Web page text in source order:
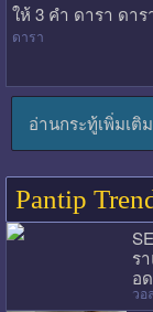
ให้ 3 คำ ดารา ดาร
ดารา
อ่านกระทู้เพิ่มเติม
Pantip
ร
อ
วอ